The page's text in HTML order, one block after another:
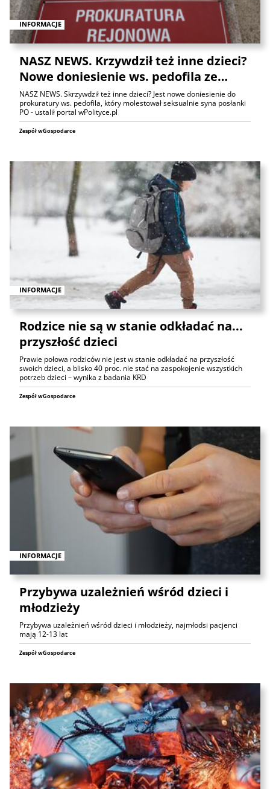
INFORMACJE
NASZ NEWS. Krzywdził też inne dzieci?
Nowe doniesienie ws. pedofila ze…
NASZ NEWS. Skrzywdził też inne dzieci? Jest nowe doniesienie do
prokuratury ws. pedofila, który molestował seksualnie syna posłanki
PO - ustalił portal wPolityce.pl
Zespół wGospodarce
INFORMACJE
Rodzice nie są w stanie odkładać na...
przyszłość dzieci
Prawie połowa rodziców nie jest w stanie odkładać na przyszłość
swoich dzieci, a blisko 40 proc. nie stać na zaspokojenie wszystkich
potrzeb dzieci – wynika z badania KRD
Zespół wGospodarce
INFORMACJE
Przybywa uzależnień wśród dzieci i
młodzieży
Przybywa uzależnień wśród dzieci i młodzieży, najmłodsi pacjenci
mają 12-13 lat
Zespół wGospodarce